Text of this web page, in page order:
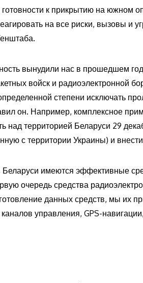
к прикрытию на южном
на все риски, вызовы и
вынудили нас в прошедшем
войск и радиоэлектронной
степени исключать
он. Например, комплексное
над территорией Беларуси 29
с территории Украины) и
Беларуси имеются эффективные
очередь средства
данных средств, мы их
управления, GPS-